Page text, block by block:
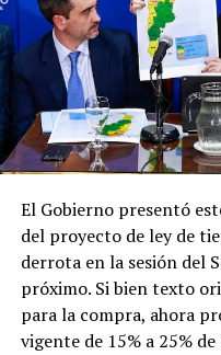
internacional.
Este viernes, a las 9, el
ceremonia de asunción
Colombia, Abelardo de
Con este viaje, Milei
relaciones bilaterales y
gobiernos de la región
gira que se extenderá
regreso a Buenos Aires.
Finalmente, el Gobierno
argentina continuará
defensa del interés
conferido por el pueblo
El Gobierno presentó
del proyecto de ley de
derrota en la sesión del
próximo. Si bien texto
para la compra, ahora
vigente de 15% a 25%